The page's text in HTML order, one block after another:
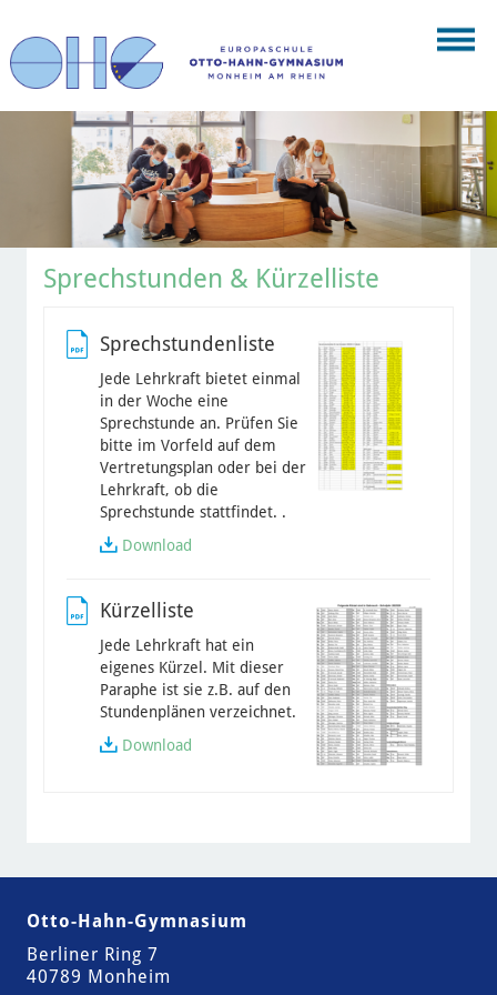
Sprechstunden & Kürzelliste
Sprechstundenliste
Jede Lehrkraft bietet einmal
in der Woche eine
Sprechstunde an. Prüfen Sie
bitte im Vorfeld auf dem
Vertretungsplan oder bei der
Lehrkraft, ob die
Sprechstunde stattfindet. .
Download
Kürzelliste
Jede Lehrkraft hat ein
eigenes Kürzel. Mit dieser
Paraphe ist sie z.B. auf den
Stundenplänen verzeichnet.
Download
Otto-Hahn-Gymnasium
Berliner Ring 7
40789 Monheim